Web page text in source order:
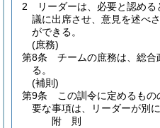
2
リーダーは、必要と認め
議に出席させ、意見を述べ
ができる。
(庶務)
第8条
チームの庶務は、総
る。
(補則)
第9条
この訓令に定めるも
要な事項は、リーダーが別に
附 則